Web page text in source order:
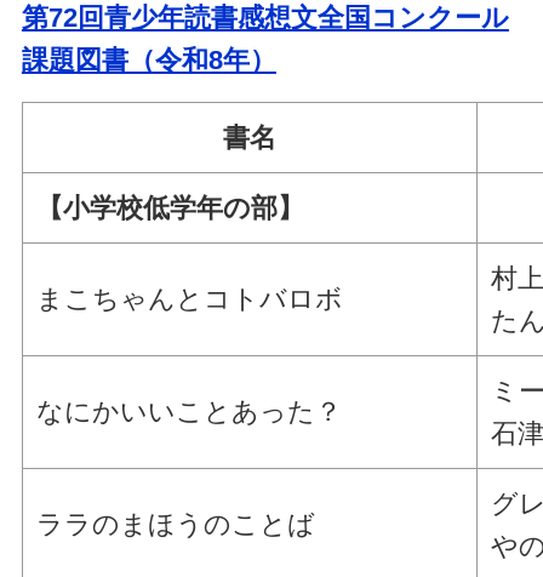
第72回青少年読書感想文全国コンクール
課題図書（令和8年）
書名
【小学校低学年の部】
まこちゃんとコトバロボ
村
た
なにかいいことあった？
ミ
石
ララのまほうのことば
グ
や